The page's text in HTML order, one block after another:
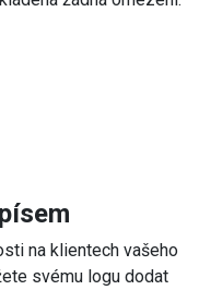
na klientech vašeho
svému logu dodat